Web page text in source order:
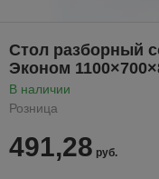
Стол разборный
Эконом
В наличии
Розница
491,28 руб.